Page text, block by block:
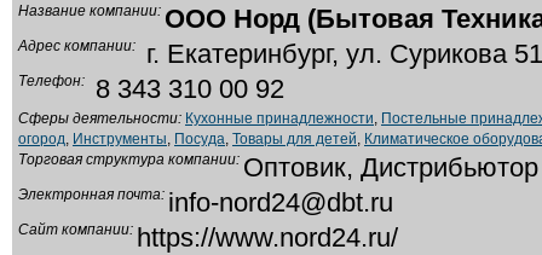
Название компании: ООО Норд (Бытовая
Адрес компании: г. Екатеринбург, ул. Сурикова 51
Телефон: 8 343 310 00 92
Сферы деятельности: Кухонные принадлежности, Постельные
огород, Инструменты, Посуда, Товары для детей, Климатическое
Торговая структура компании: Оптовик, Дистрибьютор
Электронная почта: info-nord24@dbt.ru
Сайт компании: https://www.nord24.ru/